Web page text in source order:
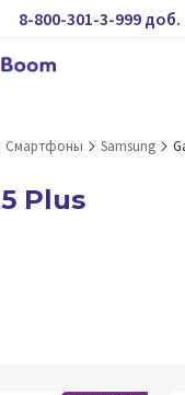
8-800-301-3-999 доб.
Смартфоны Samsung
Plus